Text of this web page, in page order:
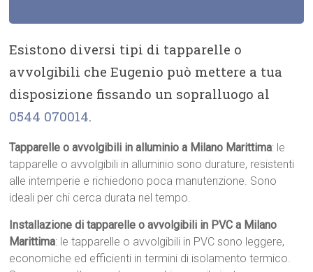
Esistono diversi tipi di tapparelle o
avvolgibili che Eugenio può mettere a tua
disposizione fissando un sopralluogo al
0544 070014.
Tapparelle o avvolgibili in alluminio a Milano Marittima: le
tapparelle o avvolgibili in alluminio sono durature, resistenti
alle intemperie e richiedono poca manutenzione. Sono
ideali per chi cerca durata nel tempo.
Installazione di tapparelle o avvolgibili in PVC a Milano
Marittima: le tapparelle o avvolgibili in PVC sono leggere,
economiche ed efficienti in termini di isolamento termico.